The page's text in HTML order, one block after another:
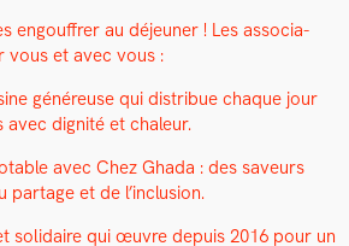
engouf­fr­er au déje­uner ! Les asso­ci­a­
vous et avec vous :
généreuse qui dis­tribue chaque jour
avec dig­nité et chaleur.
avec Chez Gha­da : des saveurs
partage et de l’inclusion.
sol­idaire qui œuvre depuis 2016 pour un